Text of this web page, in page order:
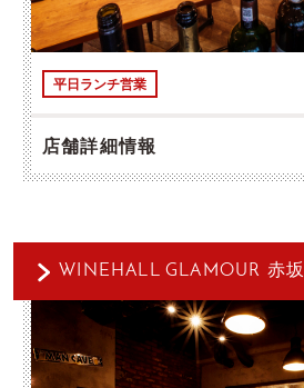
平日ランチ営業
店舗詳細情報
WINEHALL GLAMOUR 赤坂